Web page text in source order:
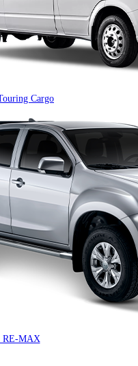
Cargo
RE-MAX